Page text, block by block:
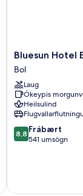
Bluesun
Hotel
Elaphusa
Bol
Bluesun Hotel
Bol
Laug
Ókeypis
Heilsulind
8.8
af
8,8 Frábært
541 umsögn